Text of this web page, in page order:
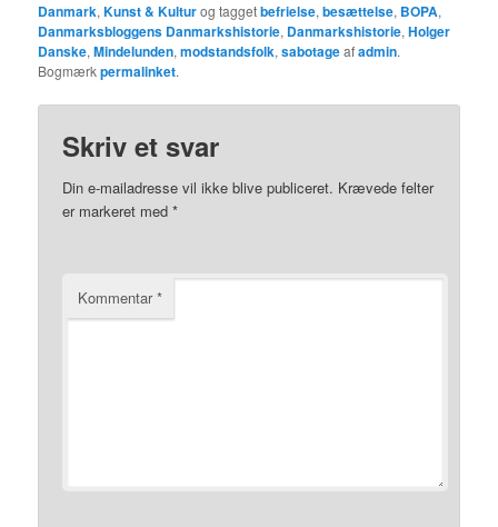
Danmark,Kunst & Kulturog taggetbefrielse,besættelse, BOPA,
Danmarksbloggens Danmarkshistorie, Danmarkshistorie,Holger
Danske,Mindelunden,modstandsfolk,sabotageafadmin.
Bogmærkpermalinket.
Skriv et svar
Din e-mailadresse vil ikke blive publiceret. Krævede felter
er markeret med*
Kommentar*